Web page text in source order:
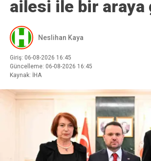
ailesi ile bir araya
Neslihan Kaya
Giriş: 06-08-2026 16:45
Güncelleme: 06-08-2026 16:45
Kaynak: İHA